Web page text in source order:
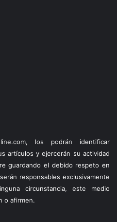
los podrán identificar
artículos y ejercerán su actividad
guardando el debido respeto en
responsables exclusivamente
circunstancia, este medio
o afirmen.